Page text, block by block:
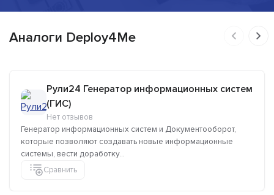
Аналоги Deploy4Me
Рули24 Генератор информационных систем
(ГИС)
Нет отзывов
Генератор информационных систем и Документооборот,
которые позволяют создавать новые информационные
системы, вести доработку...
Сравнить